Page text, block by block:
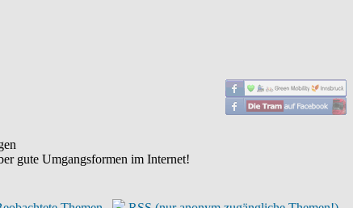
gute Umgangsformen im Internet!